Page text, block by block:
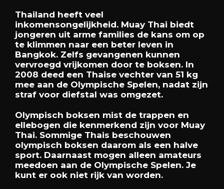
Thailand heeft veel
inkomensongelijkheid. Muay Thai biedt
jongeren uit arme families de kans om op
te klimmen naar een beter leven in
Bangkok. Zelfs gevangenen kunnen
vervroegd vrijkomen door te boksen. In
2008 deed een Thaise vechter van 51 kg
mee aan de Olympische Spelen, nadat zijn
straf voor diefstal was omgezet.
Olympisch boksen mist de trappen en
ellebogen die kenmerkend zijn voor Muay
Thai. Sommige Thais beschouwen
olympisch boksen daarom als een halve
sport. Daarnaast mogen alleen amateurs
meedoen aan de Olympische Spelen. Je
kunt er ook niet rijk van worden.